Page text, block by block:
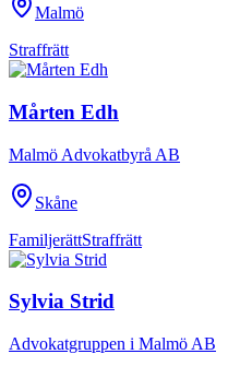
Malmö
Straffrätt
Mårten Edh
Malmö Advokatbyrå AB
Skåne
FamiljerättStraffrätt
Sylvia Strid
Advokatgruppen i Malmö AB